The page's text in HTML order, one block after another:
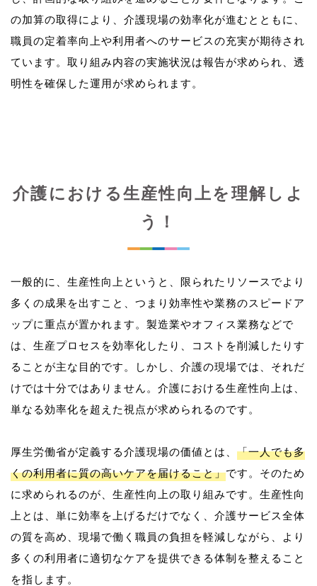
の加算の取得により、介護現場の効率化が進むとともに、
職員の定着率向上や利用者へのサービスの充実が期待され
ています。取り組み内容の実施状況は報告が求められ、透
介護における生産性向上を理解しよ
う！
一般的に、生産性向上というと、限られたリソースでより
多くの成果を出すこと、つまり効率性や業務のスピードア
ップに重点が置かれます。製造業やオフィス業務などで
は、生産プロセスを効率化したり、コストを削減したりす
ることが主な目的です。しかし、介護の現場では、それだ
けでは十分ではありません。介護における生産性向上は、
単なる効率化を超えた視点が求められるのです。
厚生労働省が定義する介護現場の価値とは、 「一人でも多
くの利用者に質の高いケアを届けること」です。そのため
に求められるのが、生産性向上の取り組みです。生産性向
上とは、単に効率を上げるだけでなく、介護サービス全体
の質を高め、現場で働く職員の負担を軽減しながら、より
多くの利用者に適切なケアを提供できる体制を整えること
を指します。